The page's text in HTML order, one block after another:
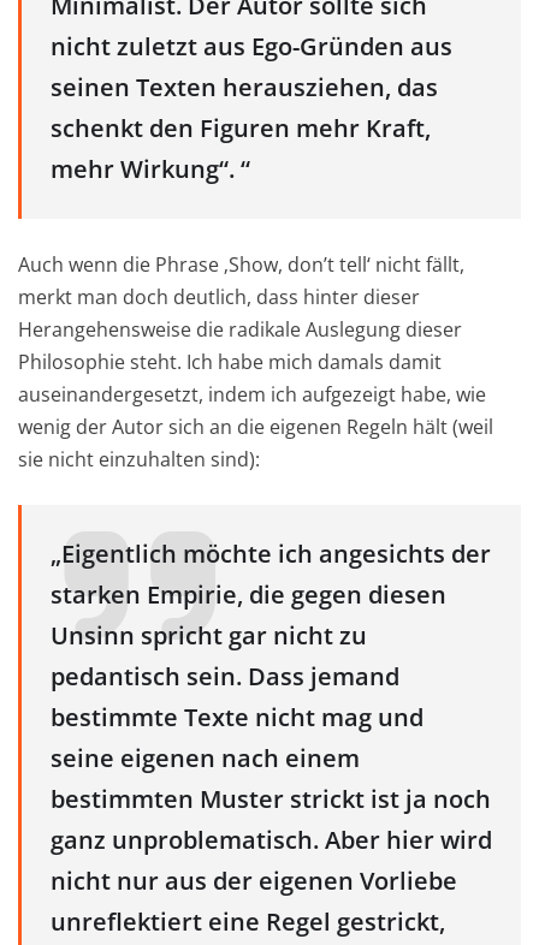
nicht zuletzt aus Ego-Gründen aus
seinen Texten herausziehen, das
schenkt den Figuren mehr Kraft,
mehr Wirkung“. “
Auch wenn die Phrase ‚Show, don’t tell‘ nicht fällt,
merkt man doch deutlich, dass hinter dieser
Herangehensweise die radikale Auslegung dieser
Philosophie steht. Ich habe mich damals damit
auseinandergesetzt, indem ich aufgezeigt habe, wie
wenig der Autor sich an die eigenen Regeln hält (weil
sie nicht einzuhalten sind):
„Eigentlich möchte ich angesichts der
starken Empirie, die gegen diesen
Unsinn spricht gar nicht zu
pedantisch sein. Dass jemand
bestimmte Texte nicht mag und
seine eigenen nach einem
bestimmten Muster strickt ist ja noch
ganz unproblematisch. Aber hier wird
nicht nur aus der eigenen Vorliebe
unreflektiert eine Regel gestrickt,